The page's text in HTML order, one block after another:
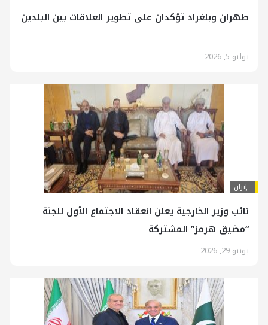
طهران وبلغراد تؤكدان على تطوير العلاقات بين البلدين
يوليو 5, 2026
إيران
نائب وزير الخارجية يعلن انعقاد الاجتماع الأول للجنة
“مضیق هرمز” المشتركة
يونيو 29, 2026